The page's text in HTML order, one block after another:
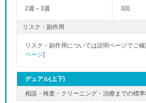
2週～3週 3回
リスク・副作用
リスク・副作用については説明ページでご
ページ]
デュアル(上下)